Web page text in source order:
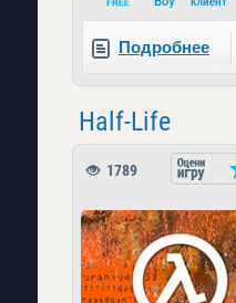
Подробнее
Half-Life
1789